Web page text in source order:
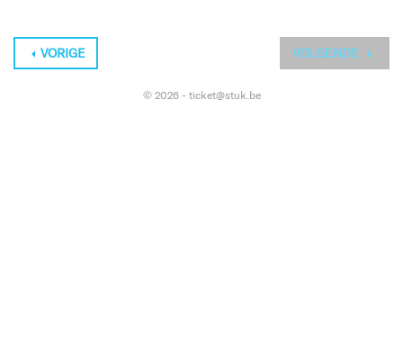
VOLGENDE
VORIGE
© 2026 - ticket@stuk.be